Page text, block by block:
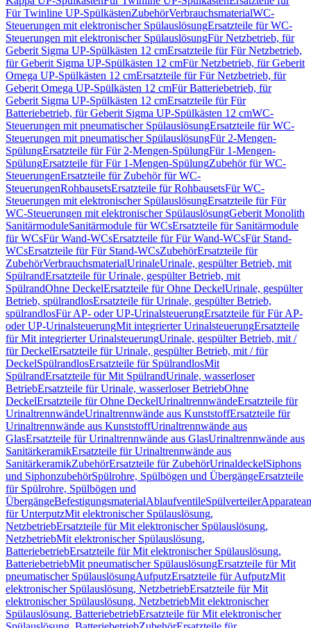
Für Twinline UP-SpülkästenZubehörVerbrauchsmaterialWC-
Steuerungen mit elektronischer SpülauslösungErsatzteile für WC-
Steuerungen mit elektronischer SpülauslösungFür Netzbetrieb, für
Geberit Sigma UP-Spülkästen 12 cmErsatzteile für Für Netzbetrieb,
für Geberit Sigma UP-Spülkästen 12 cmFür Netzbetrieb, für Geberit
Omega UP-Spülkästen 12 cmErsatzteile für Für Netzbetrieb, für
Geberit Omega UP-Spülkästen 12 cmFür Batteriebetrieb, für
Geberit Sigma UP-Spülkästen 12 cmErsatzteile für Für
Batteriebetrieb, für Geberit Sigma UP-Spülkästen 12 cmWC-
Steuerungen mit pneumatischer SpülauslösungErsatzteile für WC-
Steuerungen mit pneumatischer SpülauslösungFür 2-Mengen-
SpülungErsatzteile für Für 2-Mengen-SpülungFür 1-Mengen-
SpülungErsatzteile für Für 1-Mengen-SpülungZubehör für WC-
SteuerungenErsatzteile für Zubehör für WC-
SteuerungenRohbausetsErsatzteile für RohbausetsFür WC-
Steuerungen mit elektronischer SpülauslösungErsatzteile für Für
WC-Steuerungen mit elektronischer SpülauslösungGeberit Monolith
SanitärmoduleSanitärmodule für WCsErsatzteile für Sanitärmodule
für WCsFür Wand-WCsErsatzteile für Für Wand-WCsFür Stand-
WCsErsatzteile für Für Stand-WCsZubehörErsatzteile für
ZubehörVerbrauchsmaterialUrinaleUrinale, gespülter Betrieb, mit
SpülrandErsatzteile für Urinale, gespülter Betrieb, mit
SpülrandOhne DeckelErsatzteile für Ohne DeckelUrinale, gespülter
Betrieb, spülrandlosErsatzteile für Urinale, gespülter Betrieb,
spülrandlosFür AP- oder UP-UrinalsteuerungErsatzteile für Für AP-
oder UP-UrinalsteuerungMit integrierter UrinalsteuerungErsatzteile
für Mit integrierter UrinalsteuerungUrinale, gespülter Betrieb, mit /
für DeckelErsatzteile für Urinale, gespülter Betrieb, mit / für
DeckelSpülrandlosErsatzteile für SpülrandlosMit
SpülrandErsatzteile für Mit SpülrandUrinale, wasserloser
BetriebErsatzteile für Urinale, wasserloser BetriebOhne
DeckelErsatzteile für Ohne DeckelUrinaltrennwändeErsatzteile für
UrinaltrennwändeUrinaltrennwände aus KunststoffErsatzteile für
Urinaltrennwände aus KunststoffUrinaltrennwände aus
GlasErsatzteile für Urinaltrennwände aus GlasUrinaltrennwände aus
SanitärkeramikErsatzteile für Urinaltrennwände aus
SanitärkeramikZubehörErsatzteile für ZubehörUrinaldeckelSiphons
und SiphonzubehörSpülrohre, Spülbögen und ÜbergängeErsatzteile
für Spülrohre, Spülbögen und
ÜbergängeBefestigungsmaterialAblaufventileSpülverteiler
für UnterputzMit elektronischer Spülauslösung,
NetzbetriebErsatzteile für Mit elektronischer Spülauslösung,
NetzbetriebMit elektronischer Spülauslösung,
BatteriebetriebErsatzteile für Mit elektronischer Spülauslösung,
BatteriebetriebMit pneumatischer SpülauslösungErsatzteile für Mit
pneumatischer SpülauslösungAufputzErsatzteile für AufputzMit
elektronischer Spülauslösung, NetzbetriebErsatzteile für Mit
elektronischer Spülauslösung, NetzbetriebMit elektronischer
Spülauslösung, BatteriebetriebErsatzteile für Mit elektronischer